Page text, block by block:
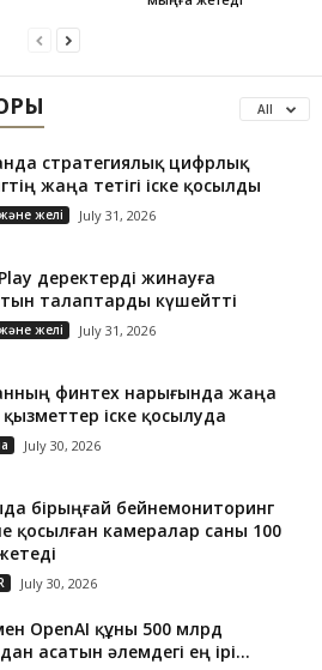
All
стратегиялық цифрлық
жаңа тетігі іске қосылды
желі July 31, 2026
деректерді жинауға
талаптарды күшейтті
желі July 31, 2026
финтех нарығында жаңа
іске қосылуда
July 30, 2026
бірыңғай бейнемониторинг
қосылған камералар саны 100
July 30, 2026
OpenAI құны 500 млрд
асатын әлемдегі ең ірі...